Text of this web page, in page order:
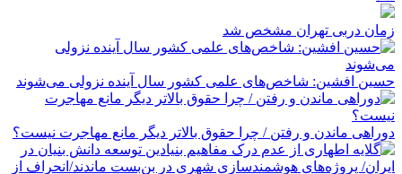
زمان دربی تهران مشخص شد
حسین افشین: شاخص‌های علمی کشور سال آینده نزولی می‌شوند
دوراهی ماندن و رفتن / چرا حقوق بالاتر دیگر مانع مهاجرت نیست؟